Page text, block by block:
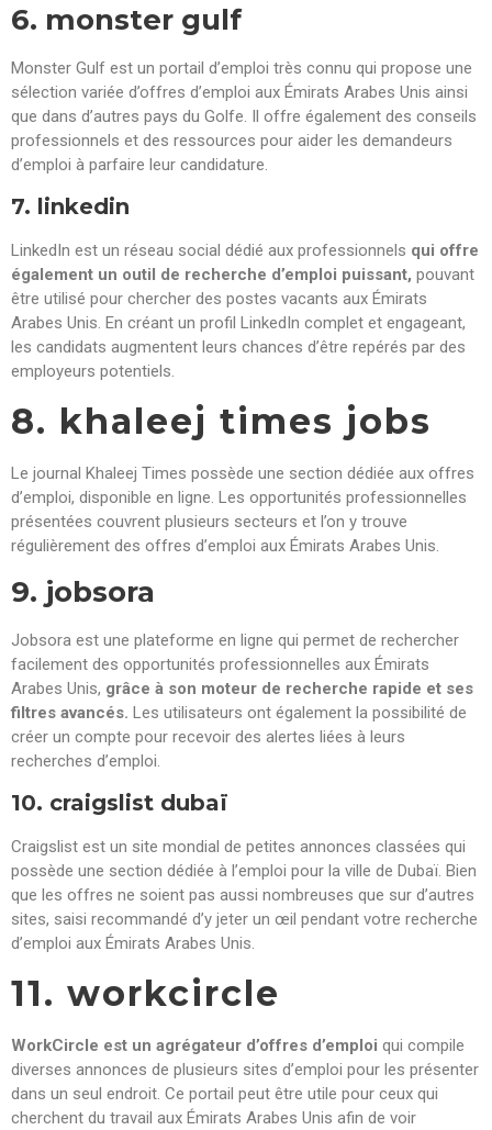
6. monster gulf
Monster Gulf est un portail d’emploi très connu qui propose une
sélection variée d’offres d’emploi aux Émirats Arabes Unis ainsi
que dans d’autres pays du Golfe. Il offre également des conseils
professionnels et des ressources pour aider les demandeurs
d’emploi à parfaire leur candidature.
7. linkedin
LinkedIn est un réseau social dédié aux professionnels qui offre
également un outil de recherche d’emploi puissant, pouvant
être utilisé pour chercher des postes vacants aux Émirats
Arabes Unis. En créant un profil LinkedIn complet et engageant,
les candidats augmentent leurs chances d’être repérés par des
employeurs potentiels.
8. khaleej times jobs
Le journal Khaleej Times possède une section dédiée aux offres
d’emploi, disponible en ligne. Les opportunités professionnelles
présentées couvrent plusieurs secteurs et l’on y trouve
régulièrement des offres d’emploi aux Émirats Arabes Unis.
9. jobsora
Jobsora est une plateforme en ligne qui permet de rechercher
facilement des opportunités professionnelles aux Émirats
Arabes Unis, grâce à son moteur de recherche rapide et ses
filtres avancés. Les utilisateurs ont également la possibilité de
créer un compte pour recevoir des alertes liées à leurs
recherches d’emploi.
10. craigslist dubaï
Craigslist est un site mondial de petites annonces classées qui
possède une section dédiée à l’emploi pour la ville de Dubaï. Bien
que les offres ne soient pas aussi nombreuses que sur d’autres
sites, saisi recommandé d’y jeter un œil pendant votre recherche
d’emploi aux Émirats Arabes Unis.
11. workcircle
WorkCircle est un agrégateur d’offres d’emploi qui compile
diverses annonces de plusieurs sites d’emploi pour les présenter
dans un seul endroit. Ce portail peut être utile pour ceux qui
cherchent du travail aux Émirats Arabes Unis afin de voir